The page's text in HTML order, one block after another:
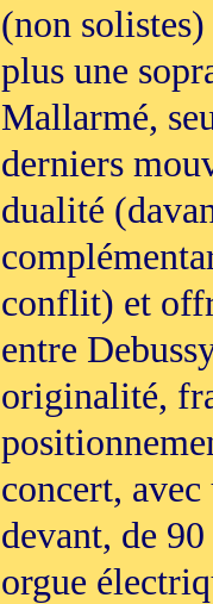
(non
plus une
Mallarmé,
derniers
dualité
conflit) et
entre
originalité,
concert,
devant, de
orgue